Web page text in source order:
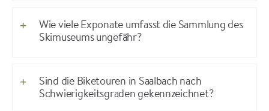
Wie viele Exponate umfasst die Sammlung des
Skimuseums ungefähr?
Sind die Biketouren in Saalbach nach
Schwierigkeitsgraden gekennzeichnet?